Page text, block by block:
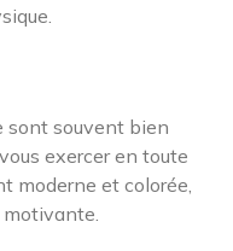
sont souvent bien
exercer en toute
moderne et colorée,